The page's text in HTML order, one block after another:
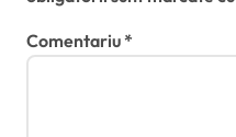
Comentariu*